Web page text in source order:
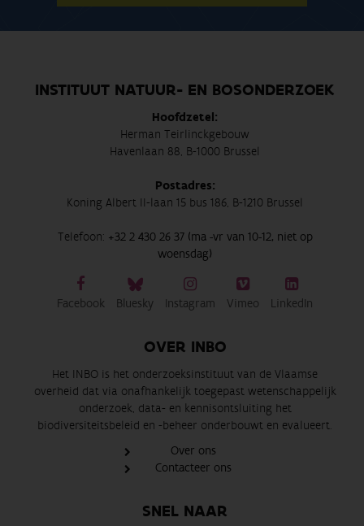
INSTITUUT NATUUR- EN BOSONDERZOEK
Hoofdzetel:
Herman Teirlinckgebouw
Havenlaan 88, B-1000 Brussel
Postadres:
Koning Albert II-laan 15 bus 186, B-1210 Brussel
Telefoon: +32 2 430 26 37 (ma -vr van 10-12, niet op
woensdag)
Facebook Bluesky Instagram Vimeo LinkedIn
OVER INBO
Het INBO is het onderzoeksinstituut van de Vlaamse
overheid dat via onafhankelijk toegepast wetenschappelijk
onderzoek, data- en kennisontsluiting het
biodiversiteitsbeleid en -beheer onderbouwt en evalueert.
Over ons
Contacteer ons
SNEL NAAR